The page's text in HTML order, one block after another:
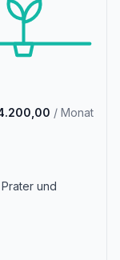
/ Monat
und